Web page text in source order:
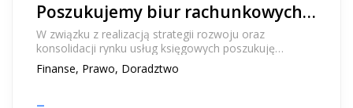
Poszukujemy biur rachunkowych do przejęcia
W związku z realizacją strategii rozwoju oraz
konsolidacji rynku usług księgowych poszukuję
podmiotów zainteresowanych transakcją w modelu
sprzedaż...
Finanse, Prawo, Doradztwo